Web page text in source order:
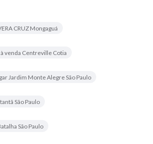
CRUZ Mongaguá
venda Centreville Cotia
Jardim Monte Alegre São Paulo
São Paulo
São Paulo